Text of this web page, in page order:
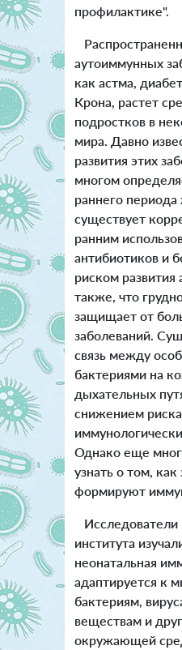
профилактике".
аутоиммунных
как астма,
Крона, растет
подростков в
мира. Давно
развития этих
многом
раннего
существует
ранним
антибиотиков и
риском
также, что
защищает от
заболеваний.
связь между
бактериями на
дыхательных
снижением риска
Однако еще
узнать о том, как
формируют
Исследователи
института
неонатальная
адаптируется к
бактериям,
веществам и
окружающей